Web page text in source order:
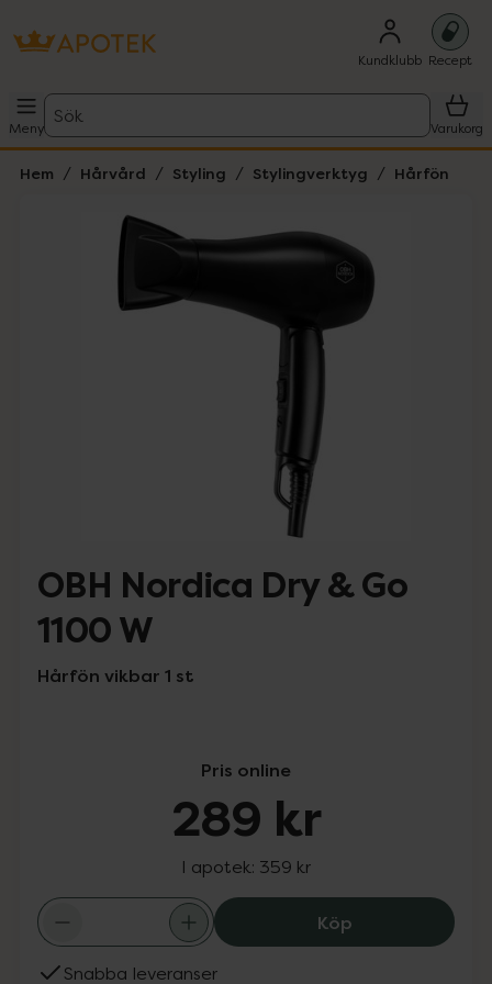
Kundklubb Recept
Meny
Sök
Varukorg
Hem Hårvård Styling Stylingverktyg Hårfön
Lista: . Innehåller 5 objekt.
Hoppa över Lista
OBH Nordica Dry & Go
1100 W
Hårfön vikbar 1 st
Pris online
289 kr
I apotek: 359 kr
KöpOBH Nordica
Snabba leveranser